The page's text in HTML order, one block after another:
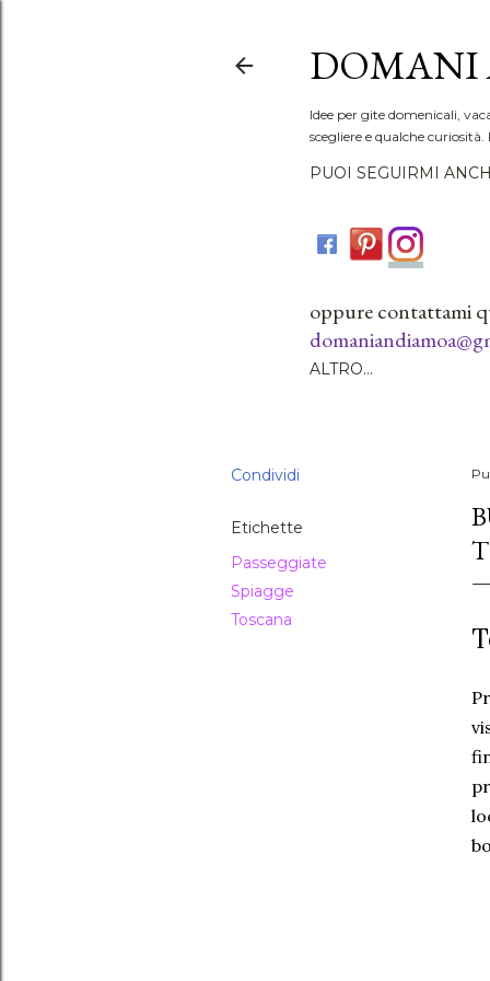
DOMANI
Idee per gite domenicali,
scegliere e qualche
PUOI SEGUIRMI
oppure contattami
ALTRO…
Condividi
Etichette
Passeggiate
Spiagge
Toscana